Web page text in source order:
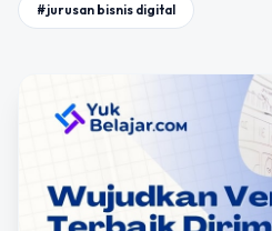
#jurusan bisnis digital